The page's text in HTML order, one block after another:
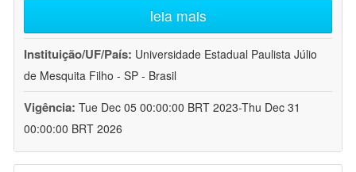
leia mais
Instituição/UF/País: Universidade Estadual Paulista Júlio
de Mesquita Filho - SP - Brasil
Vigência: Tue Dec 05 00:00:00 BRT 2023-Thu Dec 31
00:00:00 BRT 2026